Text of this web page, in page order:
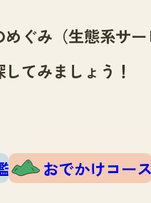
ぐみ（生態系サー
てみましょう！
おでかけコース